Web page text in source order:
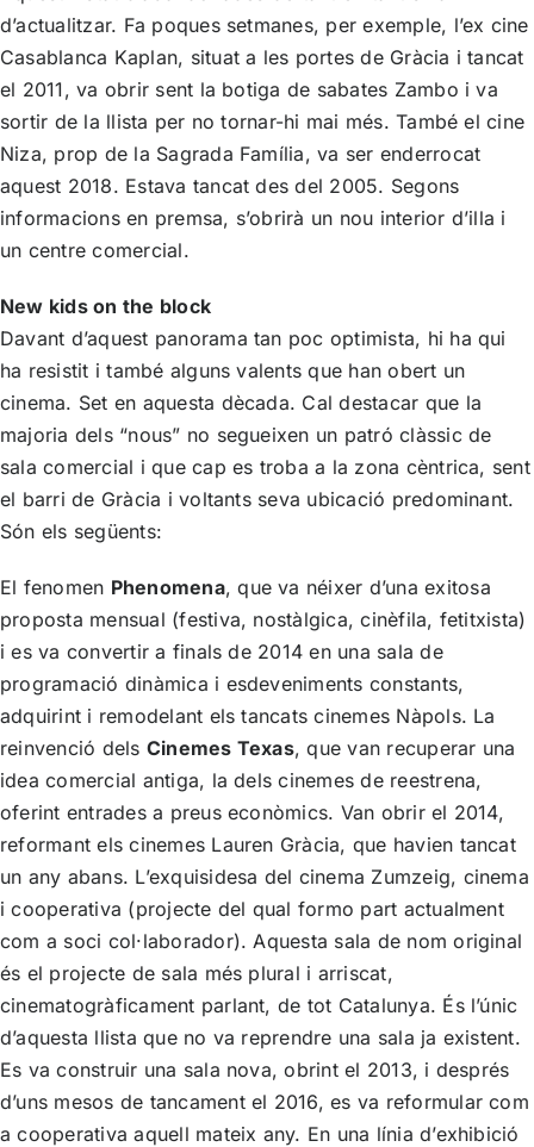
d’actualitzar. Fa poques setmanes, per exemple, l’ex cine
Casablanca Kaplan, situat a les portes de Gràcia i tancat
el 2011, va obrir sent la botiga de sabates Zambo i va
sortir de la llista per no tornar-hi mai més. També el cine
Niza, prop de la Sagrada Família, va ser enderrocat
aquest 2018. Estava tancat des del 2005. Segons
informacions en premsa, s’obrirà un nou interior d’illa i
un centre comercial.
New kids on the block
Davant d’aquest panorama tan poc optimista, hi ha qui
ha resistit i també alguns valents que han obert un
cinema. Set en aquesta dècada. Cal destacar que la
majoria dels “nous” no segueixen un patró clàssic de
sala comercial i que cap es troba a la zona cèntrica, sent
el barri de Gràcia i voltants seva ubicació predominant.
Són els següents:
El fenomen Phenomena, que va néixer d’una exitosa
proposta mensual (festiva, nostàlgica, cinèfila, fetitxista)
i es va convertir a finals de 2014 en una sala de
programació dinàmica i esdeveniments constants,
adquirint i remodelant els tancats cinemes Nàpols. La
reinvenció dels Cinemes Texas, que van recuperar una
idea comercial antiga, la dels cinemes de reestrena,
oferint entrades a preus econòmics. Van obrir el 2014,
reformant els cinemes Lauren Gràcia, que havien tancat
un any abans. L’exquisidesa del cinema Zumzeig, cinema
i cooperativa (projecte del qual formo part actualment
com a soci col·laborador). Aquesta sala de nom original
és el projecte de sala més plural i arriscat,
cinematogràficament parlant, de tot Catalunya. És l’únic
d’aquesta llista que no va reprendre una sala ja existent.
Es va construir una sala nova, obrint el 2013, i després
d’uns mesos de tancament el 2016, es va reformular com
a cooperativa aquell mateix any. En una línia d’exhibició